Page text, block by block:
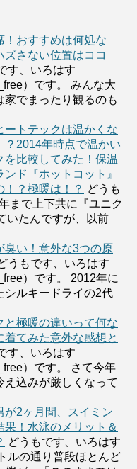
！おすすめは何処な
ズさない位置はココ
す、いろはす
）です。 みんな大
家でまったり観るのも
ートテックは温かくな
？2014年時点で温かい
を比較してみた！保温
ド『ホットコット』
！？極暖は！？ どうも
まで上下共に『ユニク
いたんですが、以前
臭い！意外な3つの原
うもです、いろはす
）です。 2012年に
シルキードライの2代
と極暖の違いって何な
着てみた意外な感想と
す、いろはす
）です。 さて今年
え込みが厳しくなって
が2ヶ月間、スイミン
果！水泳のメリット＆
どうもです、いろはす
ルの通り普段ほとんど